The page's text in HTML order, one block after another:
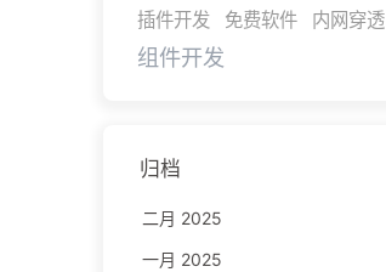
插件开发
免费软件 内网穿透
组件开发
归档
二月 2025
一月 2025